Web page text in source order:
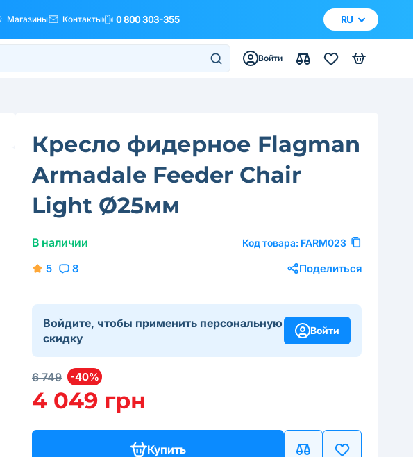
Магазины Контакты 0 800 303-355 RU
Войти
Кресло фидерное Flagman
Armadale Feeder Chair
Light Ø25мм
В наличии Код товара: FARM023
5 8 Поделиться
Войдите, чтобы применить персональную
скидку
Войти
6 749 -40%
4 049 грн
Купить